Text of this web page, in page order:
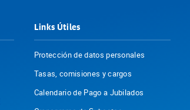
Links Útiles
Protección de datos personales
Tasas, comisiones y cargos
Calendario de Pago a Jubilados